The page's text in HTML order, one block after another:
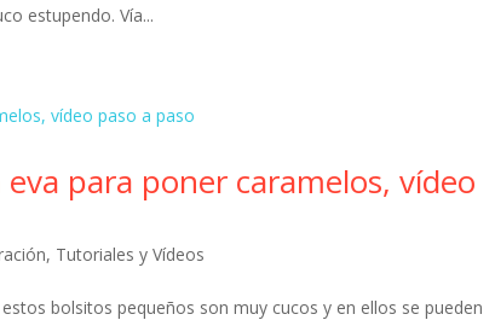
estupendo. Vía...
para poner caramelos, vídeo
, Tutoriales y Vídeos
bolsitos pequeños son muy cucos y en ellos se pueden